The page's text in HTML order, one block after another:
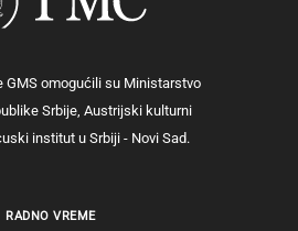
GMS omogućili su Ministarstvo
Srbije, Austrijski kulturni
institut u Srbiji - Novi Sad.
RADNO VREME